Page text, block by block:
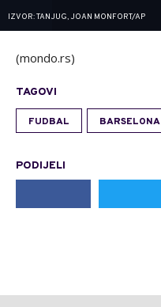
IZVOR: TANJUG, JOAN MONFORT/AP
(mondo.rs)
TAGOVI
FUDBAL BARSELONA
PODIJELI